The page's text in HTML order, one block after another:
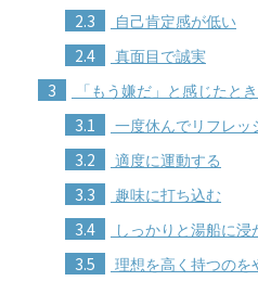
2.3 自己肯定感が低い
2.4 真面目で誠実
3 「もう嫌だ」と感じたと
3.1 一度休んでリフレッ
3.2 適度に運動する
3.3 趣味に打ち込む
3.4 しっかりと湯船に浸
3.5 理想を高く持つのを